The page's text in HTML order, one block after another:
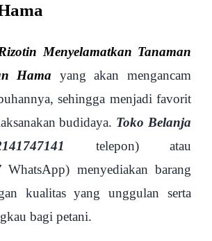
Menyelamatkan Tanaman
Hama yang akan mengancam
sehingga menjadi favorit
budidaya. Toko Belanja
telepon) atau
WhatsApp) menyediakan barang
kualitas yang unggulan serta
bagi petani.